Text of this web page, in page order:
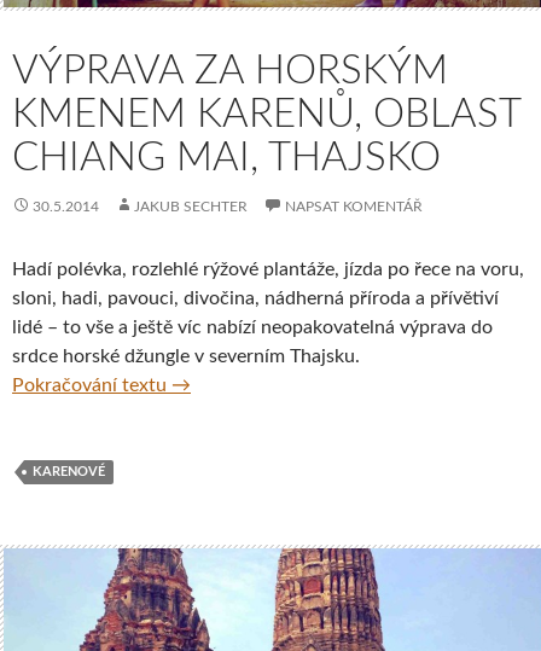
VÝPRAVA ZA HORSKÝM
KMENEM KARENŮ, OBLAST
CHIANG MAI, THAJSKO
30.5.2014 JAKUB SECHTER NAPSAT KOMENTÁŘ
Hadí polévka, rozlehlé rýžové plantáže, jízda po řece na voru,
sloni, hadi, pavouci, divočina, nádherná příroda a přívětiví
lidé – to vše a ještě víc nabízí neopakovatelná výprava do
srdce horské džungle v severním Thajsku.
Pokračování textu Výprava za horským kmenem Karenů,
→
KARENOVÉ